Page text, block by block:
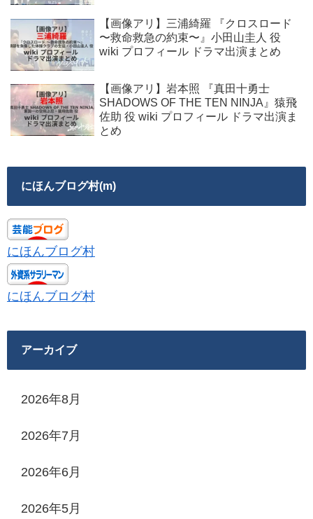
【画像アリ】三浦綺羅 『クロスロード
〜救命救急の約束〜』小田山圭人 役
wiki プロフィール ドラマ出演まとめ
【画像アリ】岩本照 『真田十勇士
SHADOWS OF THE TEN NINJA』猿飛
佐助 役 wiki プロフィール ドラマ出演ま
とめ
にほんブログ村(m)
にほんブログ村
にほんブログ村
アーカイブ
2026年8月
2026年7月
2026年6月
2026年5月